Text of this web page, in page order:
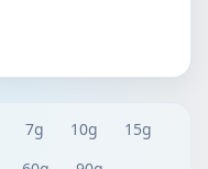
7g 10g
15g